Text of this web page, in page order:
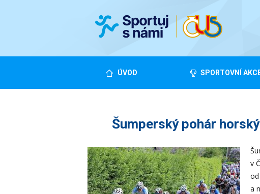
ÚVOD SPORTOVNÍ
Šumperský pohár
v
a